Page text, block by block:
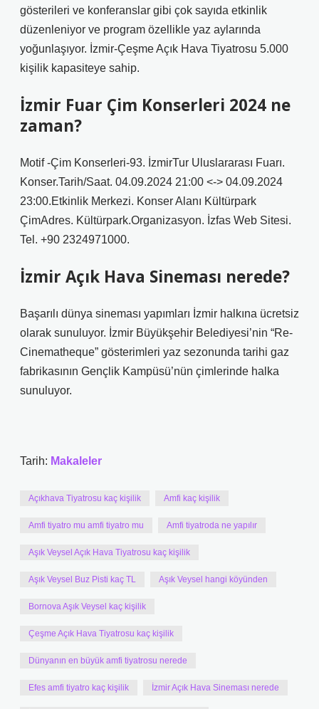
gösterileri ve konferanslar gibi çok sayıda etkinlik
düzenleniyor ve program özellikle yaz aylarında
yoğunlaşıyor. İzmir-Çeşme Açık Hava Tiyatrosu 5.000
kişilik kapasiteye sahip.
İzmir Fuar Çim Konserleri 2024 ne
zaman?
Motif -Çim Konserleri-93. İzmirTur Uluslararası Fuarı.
Konser.Tarih/Saat. 04.09.2024 21:00 <-> 04.09.2024
23:00.Etkinlik Merkezi. Konser Alanı Kültürpark
ÇimAdres. Kültürpark.Organizasyon. İzfas Web Sitesi.
Tel. +90 2324971000.
İzmir Açık Hava Sineması nerede?
Başarılı dünya sineması yapımları İzmir halkına ücretsiz
olarak sunuluyor. İzmir Büyükşehir Belediyesi’nin “Re-
Cinematheque” gösterimleri yaz sezonunda tarihi gaz
fabrikasının Gençlik Kampüsü’nün çimlerinde halka
sunuluyor.
Tarih: Makaleler
Açıkhava Tiyatrosu kaç kişilik Amfi kaç kişilik
Amfi tiyatro mu amfi tiyatro mu Amfi tiyatroda ne yapılır
Aşık Veysel Açık Hava Tiyatrosu kaç kişilik
Aşık Veysel Buz Pisti kaç TL Aşık Veysel hangi köyünden
Bornova Aşık Veysel kaç kişilik
Çeşme Açık Hava Tiyatrosu kaç kişilik
Dünyanın en büyük amfi tiyatrosu nerede
Efes amfi tiyatro kaç kişilik İzmir Açık Hava Sineması nerede